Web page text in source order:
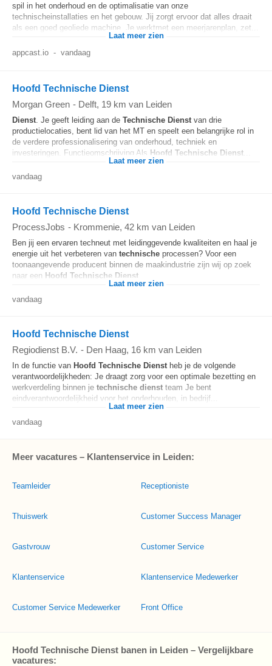
spil in het onderhoud en de optimalisatie van onze
technischeinstallaties en het gebouw. Jij zorgt ervoor dat alles draait
als een goed geoliede machine. Je werktmet een meerjarenplan, zet...
Laat meer zien
appcast.io - vandaag
Hoofd Technische Dienst
Morgan Green - Delft, 19 km van Leiden
Dienst. Je geeft leiding aan de Technische Dienstvan drie
productielocaties, bent lid van het MT en speelt een belangrijke rol in
de verdere professionalisering van onderhoud, techniek en
investeringen. Functieomschrijving Als Hoofd Technische Dienst
Laat meer zien
vandaag
Hoofd Technische Dienst
ProcessJobs - Krommenie, 42 km van Leiden
Ben jij een ervaren techneut met leidinggevende kwaliteiten en haal je
energie uit het verbeteren van technische processen? Voor een
toonaangevende producent binnen de maakindustrie zijn wij op zoek
naar een Hoofd Technische Dienst
Laat meer zien
vandaag
Hoofd Technische Dienst
Regiodienst B.V. - Den Haag, 16 km van Leiden
In de functie van Hoofd Technische Dienstheb je de volgende
verantwoordelijkheden: Je draagt zorg voor een optimale bezetting en
werkverdeling binnen je technische dienst team Je bent
eindverantwoordelijkheid voor het onderhouden, in bedrijf...
Laat meer zien
vandaag
Meer vacatures – Klantenservice in Leiden:
Teamleider
Thuiswerk
Gastvrouw
Klantenservice
Customer Service Medewerker
Receptioniste
Customer Success Manager
Customer Service
Klantenservice Medewerker
Front Office
Hoofd Technische Dienst banen in Leiden – Vergelijkbare
vacatures: